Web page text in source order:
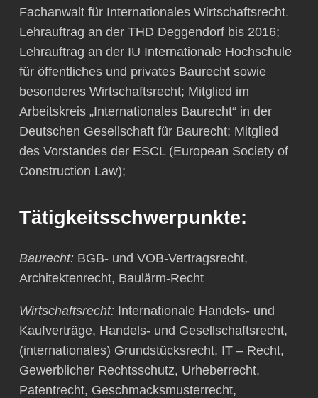
Fachanwalt für Internationales Wirtschaftsrecht.
Lehrauftrag an der THD Deggendorf bis 2016;
Lehrauftrag an der IU Internationale Hochschule
für öffentliches und privates Baurecht sowie
besonderes Wirtschaftsrecht; Mitglied im
Arbeitskreis „Internationales Baurecht“ in der
Deutschen Gesellschaft für Baurecht; Mitglied
des Vorstandes der ESCL (European Society of
Construction Law);
Tätigkeitsschwerpunkte:
Baurecht: BGB- und VOB-Vertragsrecht,
Architektenrecht, Baulärm-Recht
Wirtschaftsrecht: Internationale Handels- und
Kaufverträge, Handels- und Gesellschaftsrecht,
(internationales) Grundstücksrecht, IT – Recht,
Gewerblicher Rechtsschutz, Urheberrecht,
Patentrecht, Geschmacksmusterrecht,